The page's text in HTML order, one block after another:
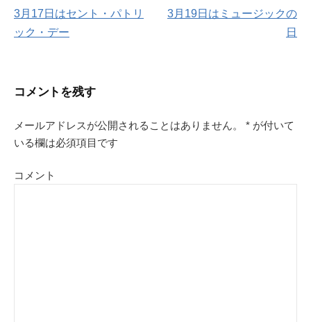
投
稿
ビ
ゲ
ー
3月17日はセント・パトリ
ック・デー
3月19日はミュージックの
日
コメントを残す
メールアドレスが公開されることはありません。 * が付いて
いる欄は必須項目です
コメント